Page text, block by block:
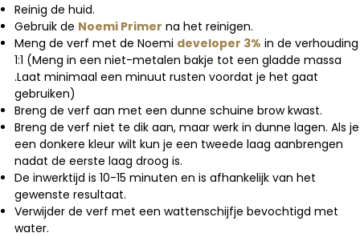
Reinig de huid.
Gebruik de Noemi Primer na het reinigen.
Meng de verf met de Noemi developer 3% in de verhouding
1:1 (Meng in een niet-metalen bakje tot een gladde massa
.Laat minimaal een minuut rusten voordat je het gaat
gebruiken)
Breng de verf aan met een dunne schuine brow kwast.
Breng de verf niet te dik aan, maar werk in dunne lagen. Als je
een donkere kleur wilt kun je een tweede laag aanbrengen
nadat de eerste laag droog is.
De inwerktijd is 10-15 minuten en is afhankelijk van het
gewenste resultaat.
Verwijder de verf met een wattenschijfje bevochtigd met
water.